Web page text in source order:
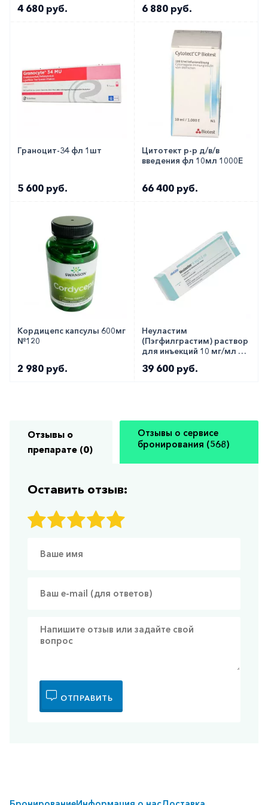
4 680 руб. 6 880 руб.
Граноцит-34 фл 1шт
5 600 руб.
Цитотект р-р д/в/в
введения фл 10мл 1000Е
66 400 руб.
Кордицепс капсулы 600мг
№120
2 980 руб.
Неуластим
(Пэгфилграстим) раствор
для инъекций 10 мг/мл 0,6
39 600 руб.
Отзывы о
препарате (0)
Отзывы о сервисе
бронирования (568)
Оставить отзыв:
ОТПРАВИТЬ